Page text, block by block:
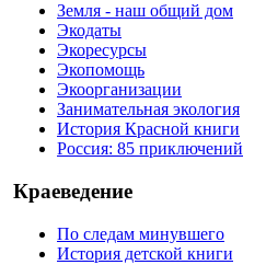
Земля - наш общий дом
Экодаты
Экоресурсы
Экопомощь
Экоорганизации
Занимательная экология
История Красной книги
Россия: 85 приключений
Краеведение
По следам минувшего
История детской книги